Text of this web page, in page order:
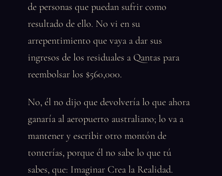
de personas que puedan sufrir como
resultado de ello. No vi en su
arrepentimiento que vaya a dar sus
ingresos de los residuales a Qantas para
reembolsar los $560,000.
No, él no dijo que devolvería lo que ahora
ganaría al aeropuerto australiano; lo va a
mantener y escribir otro montón de
tonterías, porque él no sabe lo que tú
sabes, que: Imaginar Crea la Realidad.